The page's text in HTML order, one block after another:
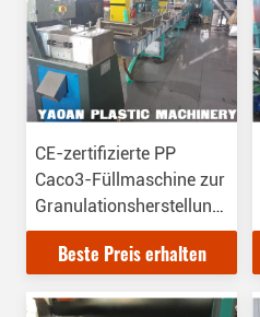
CE-zertifizierte PP
Caco3-Füllmaschine zur
Granulationsherstellung,
Pelletierung - Lieferzeit
30 Tage
Beste Preis erhalten